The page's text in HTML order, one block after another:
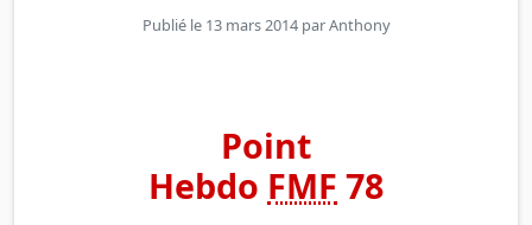
Publié le 13 mars 2014 parAnthony
Point
Hebdo FMF 78